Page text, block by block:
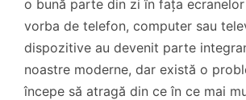
o bună parte din zi în fața
vorba de telefon, computer sau
dispozitive au devenit parte
noastre moderne, dar există o
începe să atragă din ce în ce mai